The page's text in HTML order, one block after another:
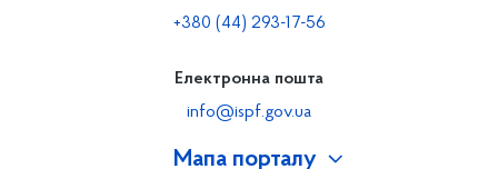
Мапа порталу
+380 (44) 293-17-56
Електронна пошта
info@ispf.gov.ua